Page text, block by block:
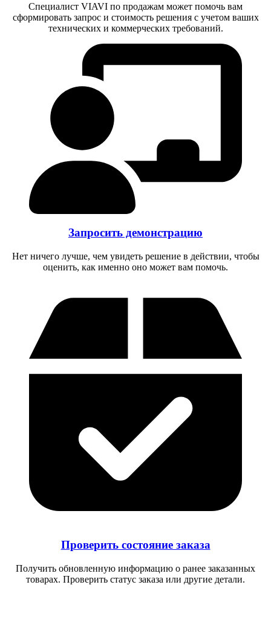
Специалист VIAVI по продажам может помочь вам
сформировать запрос и стоимость решения с учетом ваших
технических и коммерческих требований.
Запросить демонстрацию
Нет ничего лучше, чем увидеть решение в действии, чтобы
оценить, как именно оно может вам помочь.
Проверить состояние заказа
Получить обновленную информацию о ранее заказанных
товарах. Проверить статус заказа или другие детали.